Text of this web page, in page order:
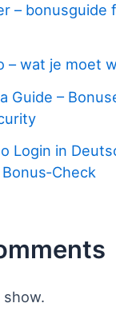
– bonusguide
– wat je moet
Guide –
Login in